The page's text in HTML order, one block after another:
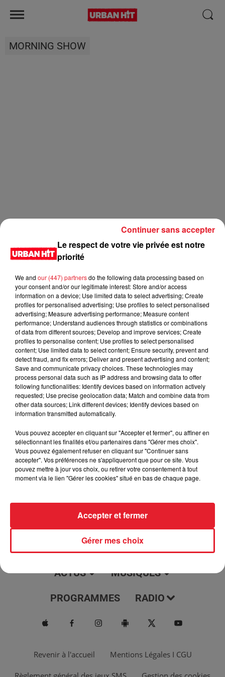
MORNING SHOW
0:00
10 février 2021 - 53 sec
Sondage / Minute blondasse du 11/02/2021
Du lundi au vendredi, de 6h à 09h, retrouvez Evan, Sandro,
Aline et Laura pour vous réveiller sur Urban hit. Au
programme : le jeu des 30 secondes chrono, le sondage du
jour, l'info moulaga, le saviez-vous...
ACTUS MUSIQUES
PROGRAMMES RADIO
Revenir à l'accueil Mentions Légales I CGU
Le respect de votre vie privée est notre
priorité
We and our (447) partnersdo the following data processing based on
your consent and/or our legitimate interest: Store and/or access
information on a device; Use limited data to select advertising; Create
profiles for personalised advertising; Use profiles to select personalised
advertising; Measure advertising performance; Measure content
performance; Understand audiences through statistics or combinations
of data from different sources; Develop and improve services; Create
profiles to personalise content; Use profiles to select personalised
content; Use limited data to select content; Ensure security, prevent and
detect fraud, and fix errors; Deliver and present advertising and content;
Save and communicate privacy choices. These technologies may
process personal data such as IP address and browsing data to offer
following functionalities: Identify devices based on information actively
requested; Use precise geolocation data; Match and combine data from
other data sources; Link different devices; Identify devices based on
information transmitted automatically.
Vous pouvez accepter en cliquant sur "Accepter et fermer", ou affiner en
sélectionnant les finalités et/ou partenaires dans "Gérer mes choix".
Vous pouvez également refuser en cliquant sur "Continuer sans
accepter". Vos préférences ne s'appliqueront que pour ce site. Vous
pouvez mettre à jour vos choix, ou retirer votre consentement à tout
moment via le lien "Gérer les cookies" situé en bas de chaque page.
Gérer mes choix
Accepter et fermer
Continuer sans accepter